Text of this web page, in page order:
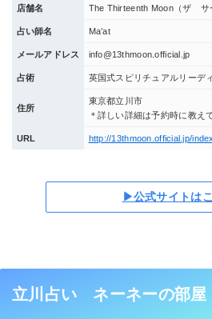
店舗名 The Thirteenth Moon（ザ サ
占い師名 Ma’at
メールアドレス info@13thmoon.official.jp
占術 英国式スピリチュアルリーデ
住所
東京都立川市
＊詳しい詳細は予約時に教え
URL http://13thmoon.official.jp/
▶公式サイトは
立川占い ネーネーの部屋